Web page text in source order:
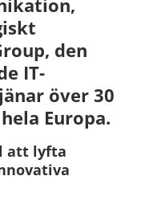
den
IT-
över 30
Europa.
att lyfta